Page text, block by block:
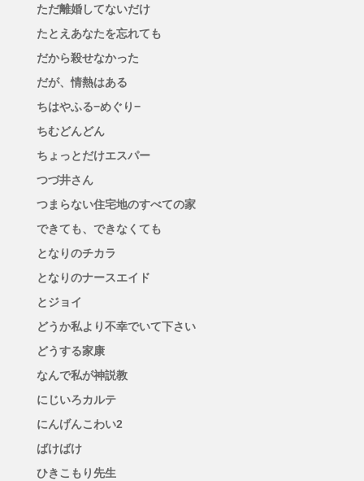
ただ離婚してないだけ
たとえあなたを忘れても
だから殺せなかった
だが、情熱はある
ちはやふる−めぐり−
ちむどんどん
ちょっとだけエスパー
つづ井さん
つまらない住宅地のすべての家
できても、できなくても
となりのチカラ
となりのナースエイド
とジョイ
どうか私より不幸でいて下さい
どうする家康
なんで私が神説教
にじいろカルテ
にんげんこわい2
ばけばけ
ひきこもり先生